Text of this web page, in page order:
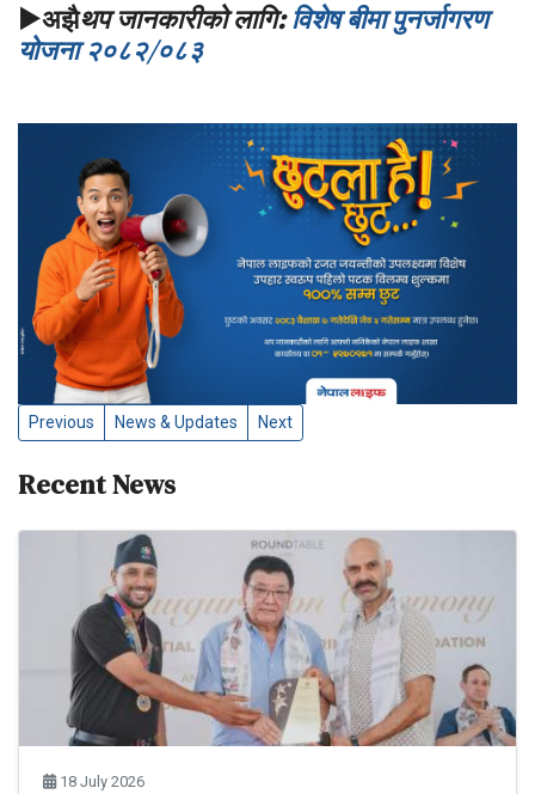
▶​​​​​​​अझै​​​​​​​थप जानकारीको लागि:विशेष बीमा पुनर्जागरण
योजना २०८२/०८३
Previous News & Updates Next
Recent News
18 July 2026